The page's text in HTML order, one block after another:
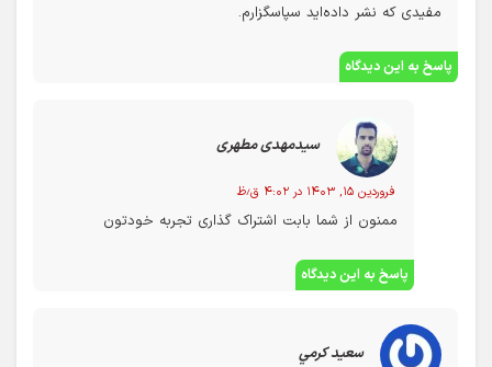
مفیدی که نشر داده‌اید سپاسگزارم.
پاسخ به این دیدگاه
سیدمهدی مطهری
فروردین ۱۵, ۱۴۰۳ در ۴:۰۲ ق٫ظ
ممنون از شما بابت اشتراک گذاری تجربه خودتون
پاسخ به این دیدگاه
سعيد کرمي